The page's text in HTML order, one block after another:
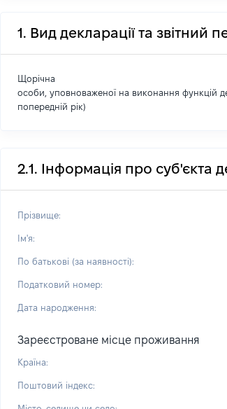
1. Вид декларації та звітний
Щорічна
особи, уповноваженої на виконання функцій
попередній рік)
2.1. Інформація про суб'єкта
Прізвище:
Ім'я:
По батькові (за наявності):
Податковий номер:
Дата народження:
Зареєстроване місце проживання
Країна:
Поштовий індекс: